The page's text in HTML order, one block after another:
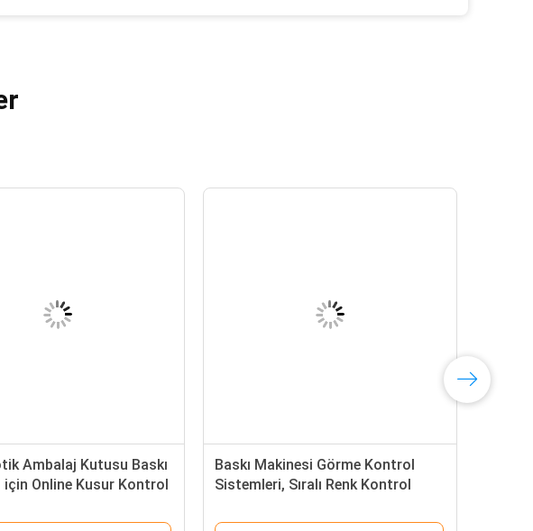
Ambalaj Kutusu Baskı
için Online Kusur Kontrol
Baskı Makinesi Görme Kontrol
Sistemleri, Sıralı Renk Kontrol